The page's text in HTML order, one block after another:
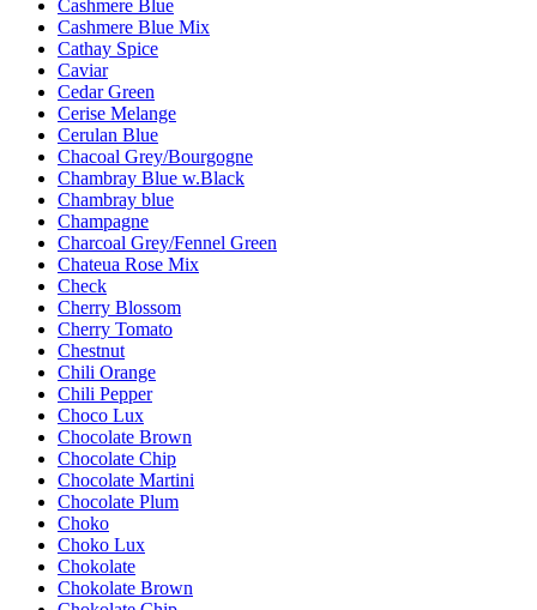
Cashmere Blue
Cashmere Blue Mix
Cathay Spice
Caviar
Cedar Green
Cerise Melange
Cerulan Blue
Chacoal Grey/Bourgogne
Chambray Blue w.Black
Chambray blue
Champagne
Charcoal Grey/Fennel Green
Chateua Rose Mix
Check
Cherry Blossom
Cherry Tomato
Chestnut
Chili Orange
Chili Pepper
Choco Lux
Chocolate Brown
Chocolate Chip
Chocolate Martini
Chocolate Plum
Choko
Choko Lux
Chokolate
Chokolate Brown